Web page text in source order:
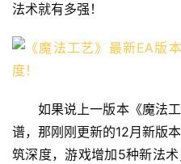
法术就有多强！
如果说上一版本《魔法
谱，那刚刚更新的12月新版
筑深度，游戏增加5种新法